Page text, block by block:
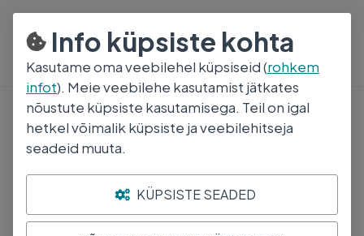
E-R 8:30-17:00
Sidematerjalid
Tutikud, Vatt
Leiti1toodet Järjesta
Info küpsiste kohta
Kasutame oma veebilehel küpsiseid (rohkem
infot). Meie veebilehe kasutamist jätkates
nõustute küpsiste kasutamisega. Teil on igal
hetkel võimalik küpsiste ja veebilehitseja
seadeid muuta.
KÜPSISTE SEADED